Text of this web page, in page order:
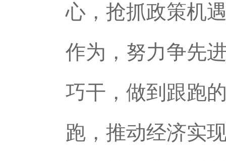
心，抢抓政策机
作为，努力争先
巧干，做到跟跑
跑，推动经济实